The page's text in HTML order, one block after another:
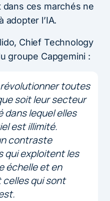
ces marchés ne
adopter l’IA.
Chief Technology
groupe Capgemini :
révolutionner toutes
soit leur secteur
dans lequel elles
est illimité.
contraste
qui exploitent les
échelle et en
qui sont